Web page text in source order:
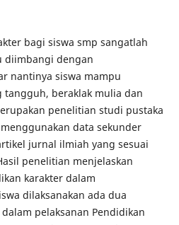
bagi siswa smp sangatlah
diimbangi dengan
nantinya siswa mampu
tangguh, beraklak mulia dan
penelitian studi pustaka
data sekunder
jurnal ilmiah yang sesuai
penelitian menjelaskan
karakter dalam
dilaksanakan ada dua
pelaksanan Pendidikan